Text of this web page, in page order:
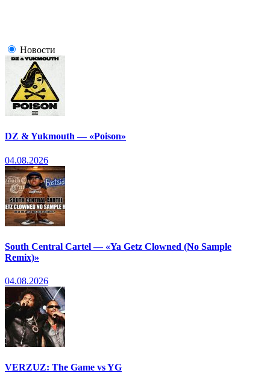
Новости
DZ & Yukmouth — «Poison»
04.08.2026
South Central Cartel — «Ya Getz Clowned (No Sample
Remix)»
04.08.2026
VERZUZ: The Game vs YG